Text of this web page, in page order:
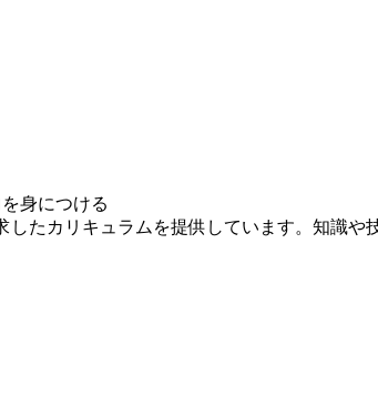
身につける
たカリキュラムを提供しています。知識